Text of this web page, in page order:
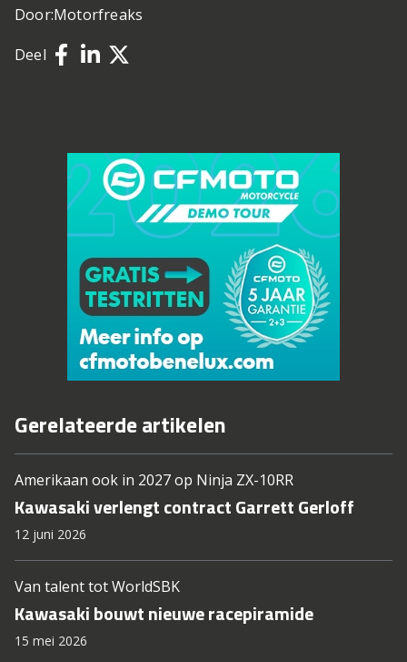
Door:Motorfreaks
Deel
Gerelateerde artikelen
Amerikaan ook in 2027 op Ninja ZX-10RR
Kawasaki verlengt contract Garrett Gerloff
12 juni 2026
Van talent tot WorldSBK
Kawasaki bouwt nieuwe racepiramide
15 mei 2026